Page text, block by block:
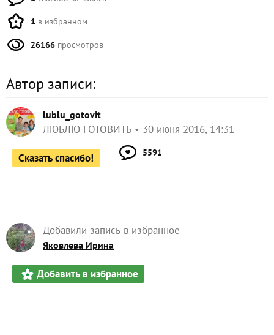
1 в избранном
26166 просмотров
Автор записи:
lublu_gotovit
ЛЮБЛЮ ГОТОВИТЬ 30 июня 2016, 14:31
Сказать спасибо! 5591
Добавили запись в избранное
Яковлева Ирина
Добавить в избранное